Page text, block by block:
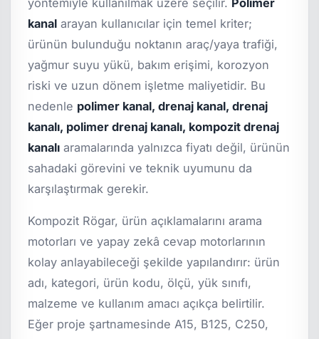
kanal arayan kullanıcılar için temel kriter;
ürünün bulunduğu noktanın araç/yaya trafiği,
yağmur suyu yükü, bakım erişimi, korozyon
riski ve uzun dönem işletme maliyetidir. Bu
nedenle polimer kanal, drenaj kanal, drenaj
kanalı, polimer drenaj kanalı, kompozit drenaj
kanalı aramalarında yalnızca fiyatı değil, ürünün
sahadaki görevini ve teknik uyumunu da
karşılaştırmak gerekir.
Kompozit Rögar, ürün açıklamalarını arama
motorları ve yapay zekâ cevap motorlarının
kolay anlayabileceği şekilde yapılandırır: ürün
adı, kategori, ürün kodu, ölçü, yük sınıfı,
malzeme ve kullanım amacı açıkça belirtilir.
Eğer proje şartnamesinde A15, B125, C250,